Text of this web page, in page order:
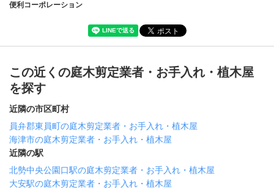
便利コーポレーション
この近くの庭木剪定業者・お手入れ・植木屋
を探す
近隣の市区町村
員弁郡東員町の庭木剪定業者・お手入れ・植木屋
海津市の庭木剪定業者・お手入れ・植木屋
近隣の駅
北勢中央公園口駅の庭木剪定業者・お手入れ・植木屋
大安駅の庭木剪定業者・お手入れ・植木屋